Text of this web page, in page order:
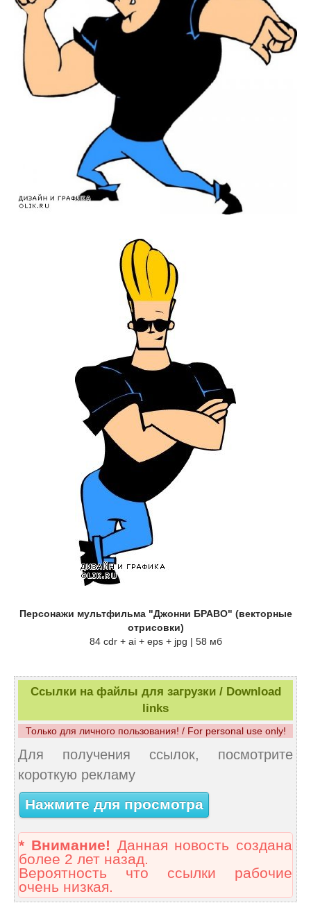
Персонажи мультфильма "Джонни БРАВО" (векторные
отрисовки)
84 cdr + ai + eps + jpg | 58 мб
Ссылки на файлы для загрузки / Download
links
Только для личного пользования! / For personal use only!
Для получения ссылок, посмотрите
короткую рекламу
Нажмите для просмотра
* Внимание! Данная новость создана
более 2 лет назад.
Вероятность что ссылки рабочие
очень низкая.